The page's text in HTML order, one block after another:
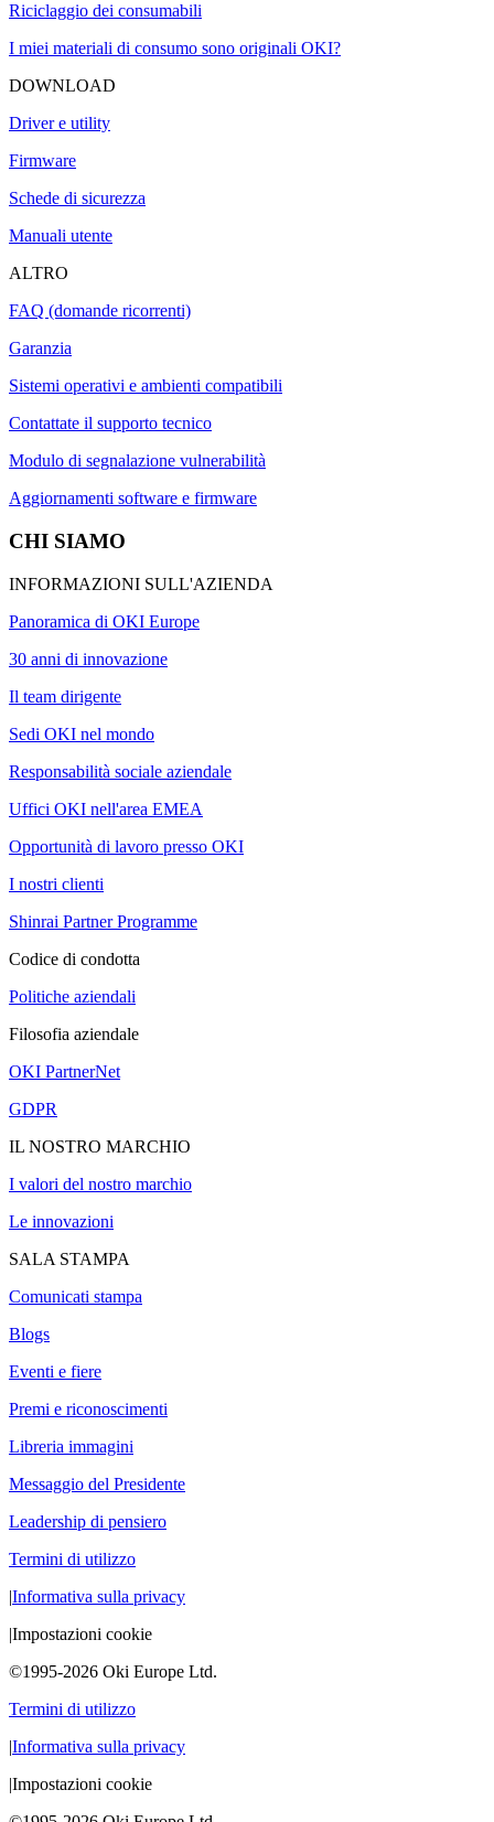
Riciclaggio dei consumabili
I miei materiali di consumo sono originali OKI?
DOWNLOAD
Driver e utility
Firmware
Schede di sicurezza
Manuali utente
ALTRO
FAQ (domande ricorrenti)
Garanzia
Sistemi operativi e ambienti compatibili
Contattate il supporto tecnico
Modulo di segnalazione vulnerabilità
Aggiornamenti software e firmware
CHI SIAMO
INFORMAZIONI SULL'AZIENDA
Panoramica di OKI Europe
30 anni di innovazione
Il team dirigente
Sedi OKI nel mondo
Responsabilità sociale aziendale
Uffici OKI nell'area EMEA
Opportunità di lavoro presso OKI
I nostri clienti
Shinrai Partner Programme
Codice di condotta
Politiche aziendali
Filosofia aziendale
OKI PartnerNet
GDPR
IL NOSTRO MARCHIO
I valori del nostro marchio
Le innovazioni
SALA STAMPA
Comunicati stampa
Blogs
Eventi e fiere
Premi e riconoscimenti
Libreria immagini
Messaggio del Presidente
Leadership di pensiero
Termini di utilizzo
|Informativa sulla privacy
|Impostazioni cookie
©1995-2026 Oki Europe Ltd.
Termini di utilizzo
|Informativa sulla privacy
|Impostazioni cookie